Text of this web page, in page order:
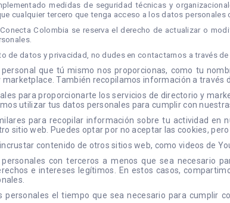
medidas de seguridad técnicas y
cualquier tercero que tenga acceso a los datos
Colombia se reserva el derecho de actualizar o
de datos y privacidad, no dudes en contactarnos a través de
que tú mismo nos proporcionas, como tu
También recopilamos información a través
para proporcionarte los servicios de directorio y
utilizar tus datos personales para cumplir con
para recopilar información sobre tu actividad
sitio web. Puedes optar por no aceptar las cookies,
contenido de otros sitios web, como videos de
con terceros a menos que sea necesario
e intereses legítimos. En estos casos,
el tiempo que sea necesario para cumplir